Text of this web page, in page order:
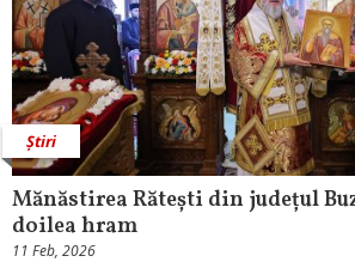
Știri
Mănăstirea Rătești din județul
doilea hram
11 Feb, 2026